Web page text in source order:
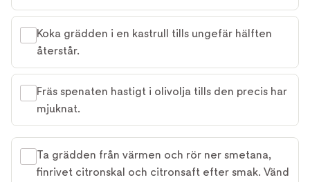
Koka grädden i en kastrull tills ungefär hälften
återstår.
Fräs spenaten hastigt i olivolja tills den precis har
mjuknat.
Ta grädden från värmen och rör ner smetana,
finrivet citronskal och citronsaft efter smak. Vänd